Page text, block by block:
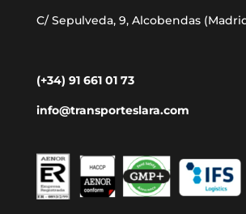
C/ Sepulveda, 9, Alcobendas
(+34) 91 661 01 73
info@transporteslara.com